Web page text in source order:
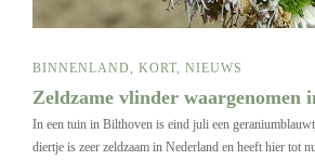
BINNENLAND, KORT, NIEUWS
Zeldzame vlinder waargenomen
In een tuin in Bilthoven is eind juli een
diertje is zeer zeldzaam in Nederland en heeft hier tot